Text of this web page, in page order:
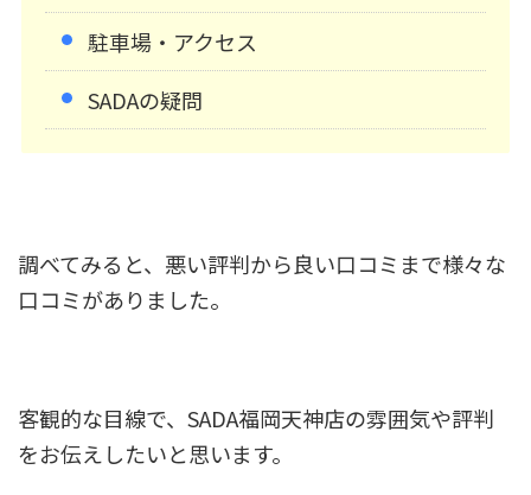
駐車場・アクセス
SADAの疑問
調べてみると、悪い評判から良い口コミまで様々な
口コミがありました。
客観的な目線で、SADA福岡天神店の雰囲気や評判
をお伝えしたいと思います。